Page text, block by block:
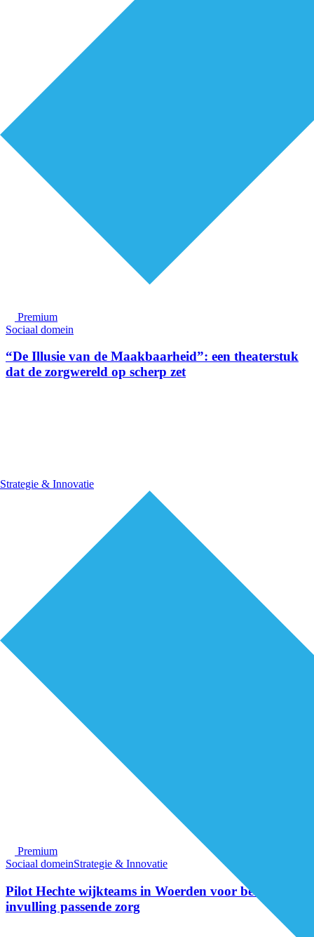
Strategie & Innovatie
Premium
Sociaal domein
“De Illusie van de Maakbaarheid”: een theaterstuk
dat de zorgwereld op scherp zet
Premium
Sociaal domeinStrategie & Innovatie
Pilot Hechte wijkteams in Woerden voor betere
invulling passende zorg